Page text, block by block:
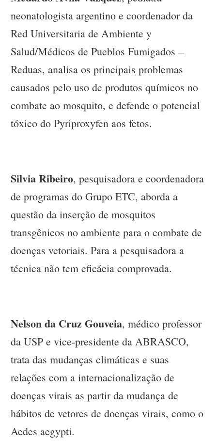
neonatologista argentino e coordenador da
Red Universitaria de Ambiente y
Salud/Médicos de Pueblos Fumigados –
Reduas, analisa os principais problemas
causados pelo uso de produtos químicos no
combate ao mosquito, e defende o potencial
tóxico do Pyriproxyfen aos fetos.
Silvia Ribeiro, pesquisadora e coordenadora
de programas do Grupo ETC, aborda a
questão da inserção de mosquitos
transgênicos no ambiente para o combate de
doenças vetoriais. Para a pesquisadora a
técnica não tem eficácia comprovada.
Nelson da Cruz Gouveia, médico professor
da USP e vice-presidente da ABRASCO,
trata das mudanças climáticas e suas
relações com a internacionalização de
doenças virais as partir da mudança de
hábitos de vetores de doenças virais, como o
Aedes aegypti.